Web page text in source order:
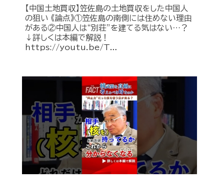
【中国土地買収】笠佐島の土地買収をした中国人
の狙い 《論点》①笠佐島の南側には住めない理由
がある②中国人は“別荘”を建てる気はない…？
↓詳しくは本編で解説！
https://youtu.be/T...